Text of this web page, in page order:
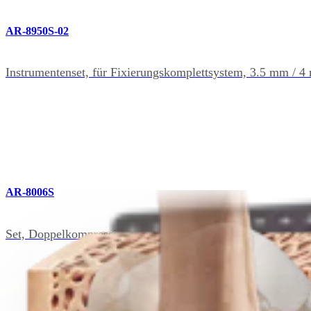
AR-8950S-02
Instrumentenset, für Fixierungskomplettsystem, 3.5 mm / 4
AR-8006S
Set, Doppelkompressionsplatten